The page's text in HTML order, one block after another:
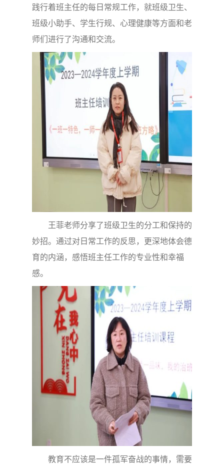
践行着班主任的每日常规工作，就班级卫生、
班级小助手、学生行规、心理健康等方面和老
师们进行了沟通和交流。
王菲老师分享了班级卫生的分工和保持的
妙招。通过对日常工作的反思，更深地体会德
育的内涵，感悟班主任工作的专业性和幸福
感。
教育不应该是一件孤军奋战的事情，需要